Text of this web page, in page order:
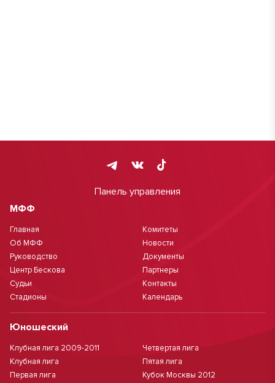
Панель управления
МФФ
Главная
Об МФФ
Руководство
Центр Бескова
Судьи
Стадионы
Комитеты
Новости
Документы
Партнеры
Контакты
Календарь
Юношеский
Клубная лига 2009-2011
Клубная лига
Первая лига
Четвертая лига
Пятая лига
Кубок Москвы 2012